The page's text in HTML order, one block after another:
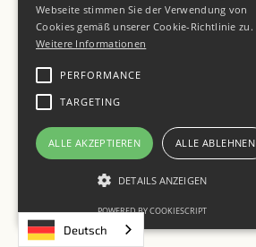
Webseite stimmen Sie der Verwendung von
Cookies gemäß unserer Cookie-Richtlinie zu.
Weitere Informationen
PERFORMANCE
TARGETING
ALLE AKZEPTIEREN ALLE ABLEHNEN
DETAILS ANZEIGEN
POWERED BY COOKIESCRIPT
Deutsch